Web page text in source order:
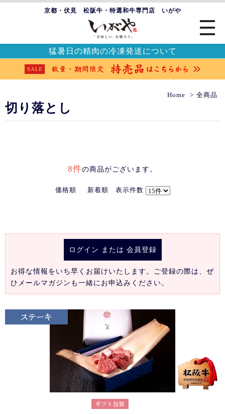
京都・伏見 松阪牛・特選和牛専門店 いがや
猛暑日の精肉の冷凍発送について
Home 全商品
切り落とし
8件の商品がございます。
価格順 新着順 表示件数
ログイン または 会員登録
お得な情報をいち早くお届けいたします。ご登録の際は、ぜ
ひメールマガジンも一緒にお申込みください。